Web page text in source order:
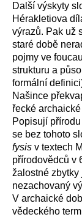
Další výskyty
Hérakletiova
výrazů. Pak už
staré době
pojmy ve
strukturu a
formální
Našince
řecké
Popisují
se bez tohoto
fysis v textech
přírodovědců v
žalostné zbytky
nezachovaný
V archaické
vědeckého